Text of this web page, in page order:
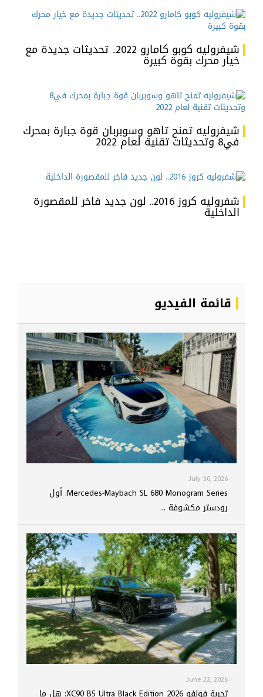
شيفروليه كوبو كامارو 2022.. تحديثات جديدة مع
خيار محرك بقوة كبيرة
شيفروليه تمنح تاهو وسوبربان قوة جبارة بمحرك
في8 وتحديثات تقنية لعام 2022
شفروليه كروز 2016.. لون جديد فاخر للمقصورة
الداخلية
قائمة الفيديو
July 30, 2026
Mercedes-Maybach SL 680 Monogram Series: أول
رودستر مكشوفة ...
June 22, 2026